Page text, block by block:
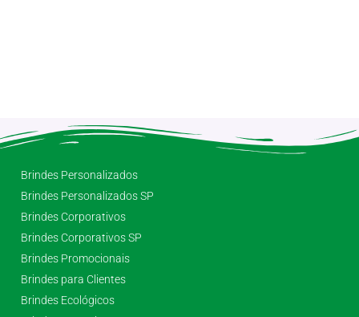
Brindes Personalizados
Brindes Personalizados SP
Brindes Corporativos
Brindes Corporativos SP
Brindes Promocionais
Brindes para Clientes
Brindes Ecológicos